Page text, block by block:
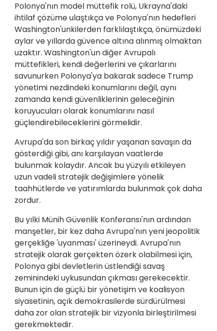
Polonya'nın model müttefik rolü, Ukrayna'daki
ihtilaf çözüme ulaştıkça ve Polonya'nın hedefleri
Washington'unkilerden farklılaştıkça, önümüzdeki
aylar ve yıllarda güvence altına alınmış olmaktan
uzaktır. Washington'un diğer Avrupalı
müttefikleri, kendi değerlerini ve çıkarlarını
savunurken Polonya'ya bakarak sadece Trump
yönetimi nezdindeki konumlarını değil, aynı
zamanda kendi güvenliklerinin geleceğinin
koruyucuları olarak konumlarını nasıl
güçlendirebileceklerini görmelidir.
Avrupa'da son birkaç yıldır yaşanan savaşın da
gösterdiği gibi, anı karşılayan vaatlerde
bulunmak kolaydır. Ancak bu yüzyılı etkileyen
uzun vadeli stratejik değişimlere yönelik
taahhütlerde ve yatırımlarda bulunmak çok daha
zordur.
Bu yılki Münih Güvenlik Konferansı'nın ardından
manşetler, bir kez daha Avrupa'nın yeni jeopolitik
gerçekliğe 'uyanması' üzerineydi. Avrupa'nın
stratejik olarak gerçekten özerk olabilmesi için,
Polonya gibi devletlerin üstlendiği savaş
zeminindeki uykusundan çıkması gerekecektir.
Bunun için de güçlü bir yönetişim ve koalisyon
siyasetinin, açık demokrasilerde sürdürülmesi
daha zor olan stratejik bir vizyonla birleştirilmesi
gerekmektedir.